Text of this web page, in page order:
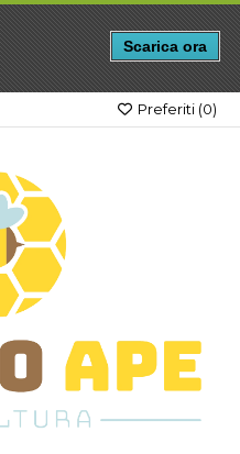
Scarica ora
Preferiti (0)